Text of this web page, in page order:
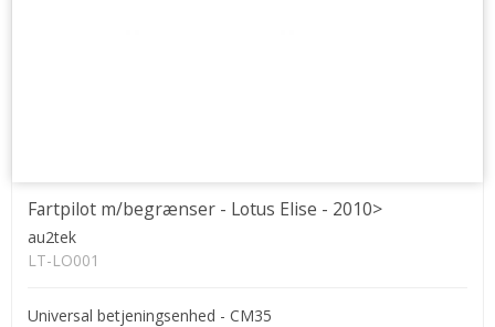
Fartpilot m/begrænser - Lotus Elise - 2010>
au2tek
LT-LO001
Universal betjeningsenhed - CM35